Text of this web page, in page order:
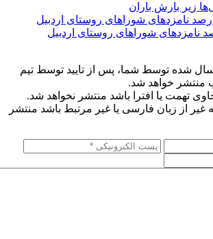
زیر بارش باران
شده توسط شما، پس از تایید توسط تیم
منتشر خواهد شد.
تهمت یا افترا باشد منتشر نخواهد شد.
غیر از زبان فارسی یا غیر مرتبط باشد منتشر